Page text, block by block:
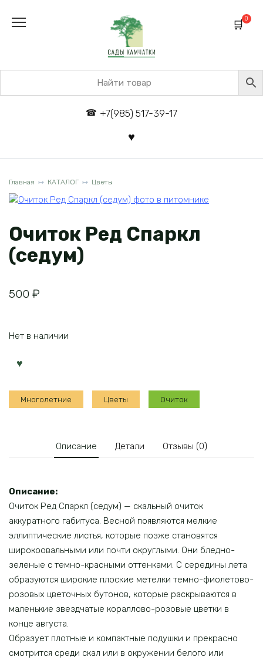
+7(985) 517-39-17
0
Главная КАТАЛОГ Цветы
Очиток Ред Спаркл
(седум)
500 ₽
Нет в наличии
Многолетние Цветы Очиток
Описание Детали Отзывы (0)
Описание:
Очиток Ред Спаркл (седум) — скальный очиток
аккуратного габитуса. Весной появляются мелкие
эллиптические листья, которые позже становятся
широкоовальными или почти округлыми. Они бледно-
зеленые с темно-красными оттенками. С середины лета
образуются широкие плоские метелки темно-фиолетово-
розовых цветочных бутонов, которые раскрываются в
маленькие звездчатые кораллово-розовые цветки в
конце августа.
Образует плотные и компактные подушки и прекрасно
смотрится среди скал или в окружении белого или